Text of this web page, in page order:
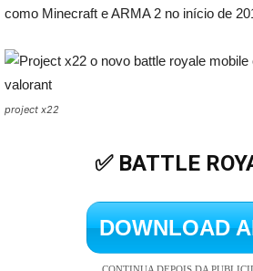
como Minecraft e ARMA 2 no início de
project x22
✅ BATTLE
DOWNLOAD